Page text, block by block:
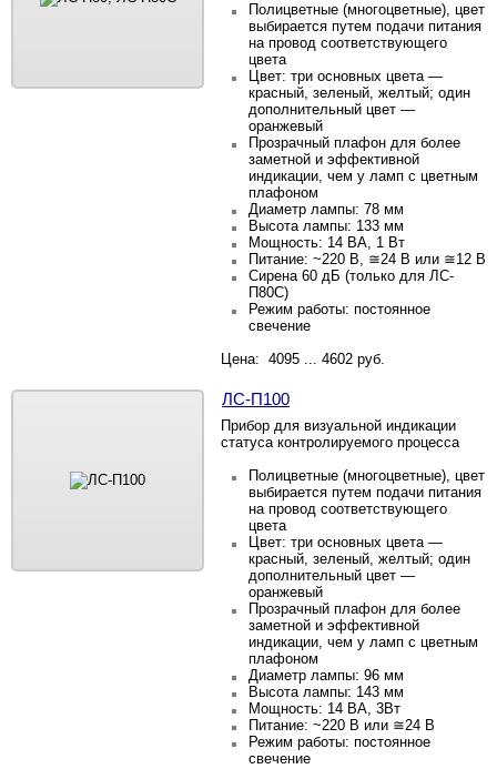
Полицветные (многоцветные), цвет
выбирается путем подачи питания
на провод соответствующего
цвета
Цвет: три основных цвета —
красный, зеленый, желтый; один
дополнительный цвет —
оранжевый
Прозрачный плафон для более
заметной и эффективной
индикации, чем у ламп с цветным
плафоном
Диаметр лампы: 78 мм
Высота лампы: 133 мм
Мощность: 14 ВА, 1 Вт
Питание: ~220 В, ≅24 В или ≅12 В
Сирена 60 дБ (только для ЛС-
П80С)
Режим работы: постоянное
свечение
Цена: 4095 ... 4602 руб.
ЛС-П100
Прибор для визуальной индикации
статуса контролируемого процесса
Полицветные (многоцветные), цвет
выбирается путем подачи питания
на провод соответствующего
цвета
Цвет: три основных цвета —
красный, зеленый, желтый; один
дополнительный цвет —
оранжевый
Прозрачный плафон для более
заметной и эффективной
индикации, чем у ламп с цветным
плафоном
Диаметр лампы: 96 мм
Высота лампы: 143 мм
Мощность: 14 ВА, 3Вт
Питание: ~220 В или ≅24 В
Режим работы: постоянное
свечение